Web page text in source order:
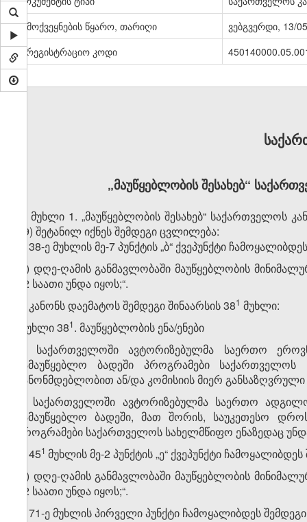
გამოქვეყნების წყარო, თარიღი
ვებგვერდი, 13/
სარეგისტრაციო კოდი
„მაუწყებლობის შესახებ“
მუხლი 1. „მაუწყებლობის შესახებ“ საქართველოს
19) შეტანილ იქნეს შემდეგი ცვლილება:
1. 38-ე მუხლის მე-7 პუნქტის „ბ“ ქვეპუნქტი
„ბ) დღე-ღამის განმავლობაში მაუწყებლობის
12 საათი უნდა იყოს;“.
2. კანონს დაემატოს შემდეგი შინაარსის 38​1 მუხლი:
„მუხლი 38​1. მაუწყებლობის ენა/ენები
1. საქართველოში ავტორიზებულმა საერთო
სამაუწყებლო ბადეში პროგრამები
კანონმდებლობით ან/და კომისიის მიერ განსაზღვრული
2. საქართველოში ავტორიზებულმა საერთო
სამაუწყებლო ბადეში, მათ შორის, საუკეთესო
პროგრამები საქართველოს სახელმწიფო ენაზედაც
3. 45​1 მუხლის მე-2 პუნქტის „ე“ ქვეპუნქტი
„ე) დღე-ღამის განმავლობაში მაუწყებლობის
12 საათი უნდა იყოს;“.
4. 71-ე მუხლის პირველი პუნქტი ჩამოყალიბდეს